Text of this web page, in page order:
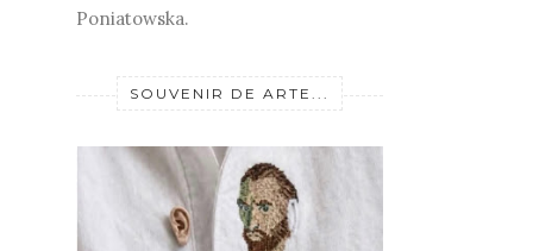
Poniatowska.
SOUVENIR DE ARTE...